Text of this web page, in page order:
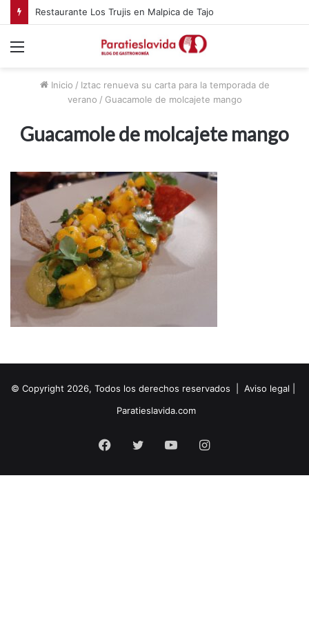
Restaurante Los Trujis en Malpica de Tajo
Inicio / Iztac renueva su carta para la temporada de
verano / Guacamole de molcajete mango
Guacamole de molcajete mango
© Copyright 2026, Todos los derechos reservados | Aviso legal
Paratieslavida.com
Facebook
Twitter YouTubeInstagram